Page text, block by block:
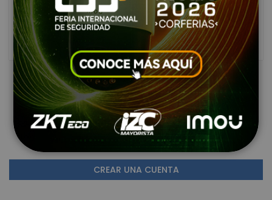
ENTRAR
¿Olvidaste tu contraseña?
NUEVO USUARIO DE PÁGINA
Crear una cuenta tiene beneficios como: comparar
productos, ver listas de deseos e ingresar al Portal de
clientes. Registrarse en este Link no implica su registro
como distribuidor autorizado.
CREAR UNA CUENTA